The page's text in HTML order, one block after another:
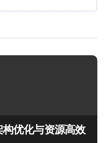
优化与资源高效